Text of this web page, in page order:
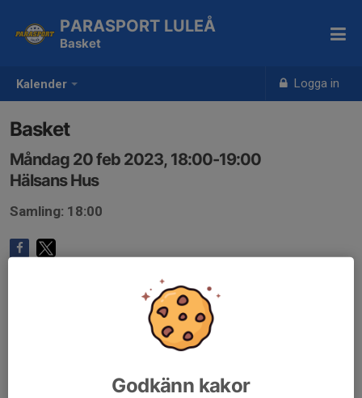
Kalender Logga in
PARASPORT LULEÅ
Basket
Basket
Måndag 20 feb 2023, 18:00-19:00
Hälsans Hus
Samling: 18:00
Godkänn kakor